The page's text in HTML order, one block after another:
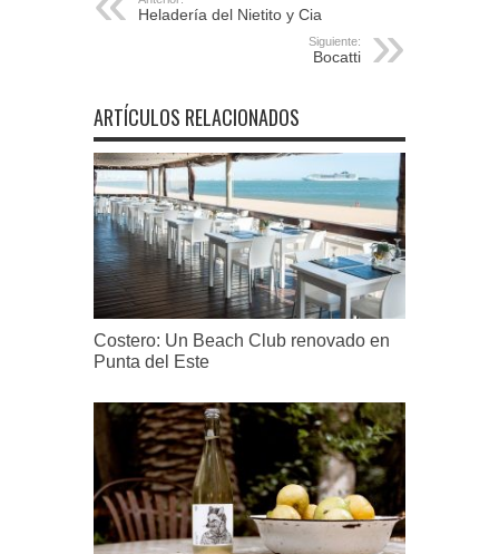
Heladería del Nietito y Cia
Siguiente:
Bocatti
ARTÍCULOS RELACIONADOS
Costero: Un Beach Club renovado en
Punta del Este